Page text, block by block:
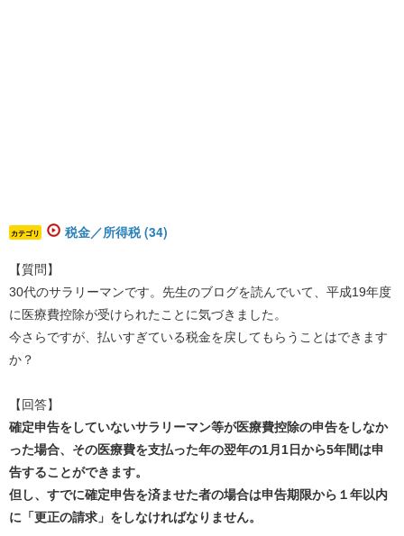
カテゴリ 税金／所得税 (34)
【質問】
30代のサラリーマンです。先生のブログを読んでいて、平成19年度
に医療費控除が受けられたことに気づきました。
今さらですが、払いすぎている税金を戻してもらうことはできます
か？
【回答】
確定申告をしていないサラリーマン等が医療費控除の申告をしなか
った場合、その医療費を支払った年の翌年の1月1日から5年間は申
告することができます。
但し、すでに確定申告を済ませた者の場合は申告期限から１年以内
に「更正の請求」をしなければなりません。